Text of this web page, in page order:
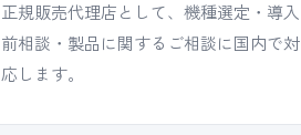
正規販売代理店として、機種選定・導入
前相談・製品に関するご相談に国内で対
応します。